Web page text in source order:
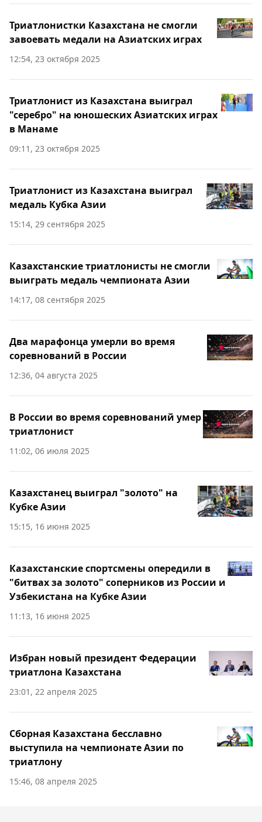
Триатлонистки Казахстана не смогли
завоевать медали на Азиатских играх
12:54, 23 октября 2025
Триатлонист из Казахстана выиграл
"серебро" на юношеских Азиатских играх
в Манаме
09:11, 23 октября 2025
Триатлонист из Казахстана выиграл
медаль Кубка Азии
15:14, 29 сентября 2025
Казахстанские триатлонисты не смогли
выиграть медаль чемпионата Азии
14:17, 08 сентября 2025
Два марафонца умерли во время
соревнований в России
12:36, 04 августа 2025
В России во время соревнований умер
триатлонист
11:02, 06 июля 2025
Казахстанец выиграл "золото" на
Кубке Азии
15:15, 16 июня 2025
Казахстанские спортсмены опередили в
"битвах за золото" соперников из России и
Узбекистана на Кубке Азии
11:13, 16 июня 2025
Избран новый президент Федерации
триатлона Казахстана
23:01, 22 апреля 2025
Cборная Казахстана бесславно
выступила на чемпионате Азии по
триатлону
15:46, 08 апреля 2025